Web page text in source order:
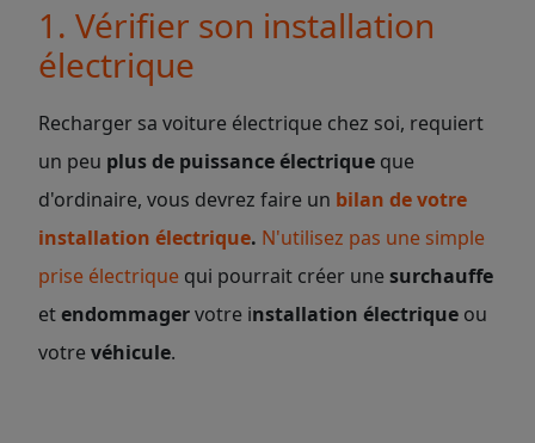
1. Vérifier son installation
électrique
Recharger sa voiture électrique chez soi, requiert
un peu plus de puissance électrique que
d'ordinaire, vous devrez faire un bilan de votre
installation électrique. N'utilisez pas une simple
prise électrique qui pourrait créer une surchauffe
etendommagervotre installation électrique ou
votre véhicule.